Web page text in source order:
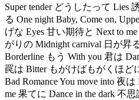
Super tender どうしたって Lies
る One night Baby, Come on,
げな Eyes 甘い期待と Next to me
がりの Midnight carnival 日が昇
Borderline もう With you 君は
罠は Bitter もがけばもがくほど
Bad Romance You move into 夜
me 果てに Dance in the dark 不